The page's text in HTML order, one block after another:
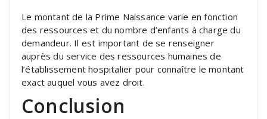
Le montant de la Prime Naissance varie en fonction
des ressources et du nombre d’enfants à charge du
demandeur. Il est important de se renseigner
auprès du service des ressources humaines de
l’établissement hospitalier pour connaître le montant
exact auquel vous avez droit.
Conclusion